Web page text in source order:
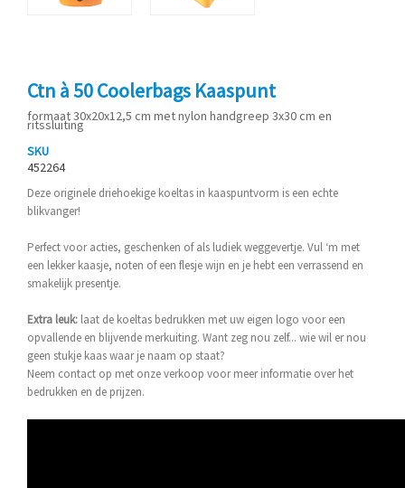
Ctn à 50 Coolerbags Kaaspunt
formaat 30x20x12,5 cm met nylon handgreep 3x30 cm en
ritssluiting
SKU
452264
Deze originele driehoekige koeltas in kaaspuntvorm is een echte
blikvanger!
Perfect voor acties, geschenken of als ludiek weggevertje. Vul ‘m met
een lekker kaasje, noten of een flesje wijn en je hebt een verrassend en
smakelijk presentje.
Extra leuk: laat de koeltas bedrukken met uw eigen logo voor een
opvallende en blijvende merkuiting. Want zeg nou zelf... wie wil er nou
geen stukje kaas waar je naam op staat?
Neem contact op met onze verkoop voor meer informatie over het
bedrukken en de prijzen.